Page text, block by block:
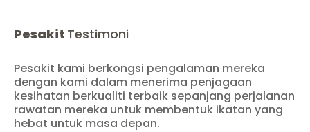
Pesakit Testimoni
Pesakit kami berkongsi pengalaman mereka
dengan kami dalam menerima penjagaan
kesihatan berkualiti terbaik sepanjang perjalanan
rawatan mereka untuk membentuk ikatan yang
hebat untuk masa depan.